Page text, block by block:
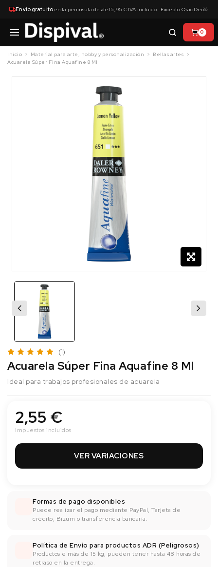
Envío gratuitoen la península desde 15,95 € IVA incluido · Excepto Orac Decor
×
0
Inicio Material para arte, hobby y personalización
Bellas artes
Acuarela Súper Fina Aquafine 8 Ml
(1)
Acuarela Súper Fina Aquafine 8 Ml
Ideal para trabajos profesionales de acuarela
2,55 €
Impuestos incluidos
VER VARIACIONES
Formas de pago disponibles
Puede realizar el pago mediante PayPal, Tarjeta de
crédito, Bizum o transferencia bancaría.
Política de Envío para productos ADR (Peligrosos)
Productos e más de 15 kg, pueden tener hasta 48 horas de
retraso en la entrega.